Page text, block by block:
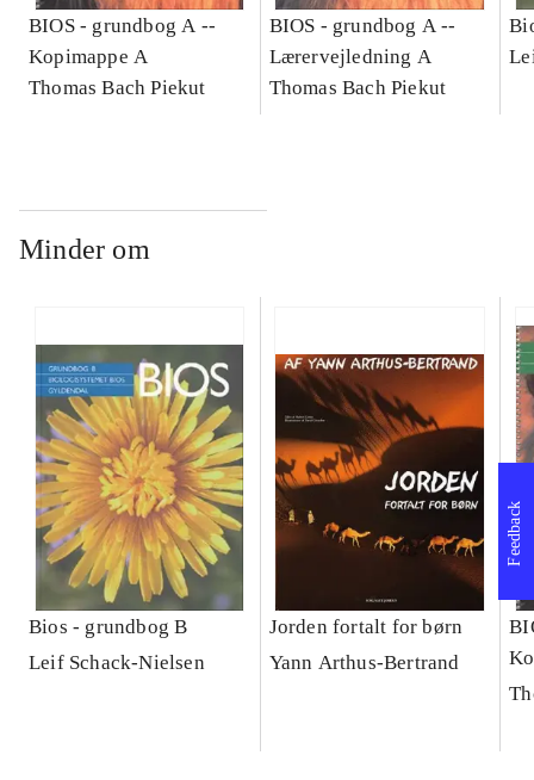
BIOS - grundbog A --
Kopimappe A
Thomas Bach Piekut
BIOS - grundbog A --
Lærervejledning A
Thomas Bach Piekut
Minder om
Bios - grundbog B
Leif Schack-Nielsen
Jorden fortalt for børn
Yann Arthus-Bertrand
Feedback